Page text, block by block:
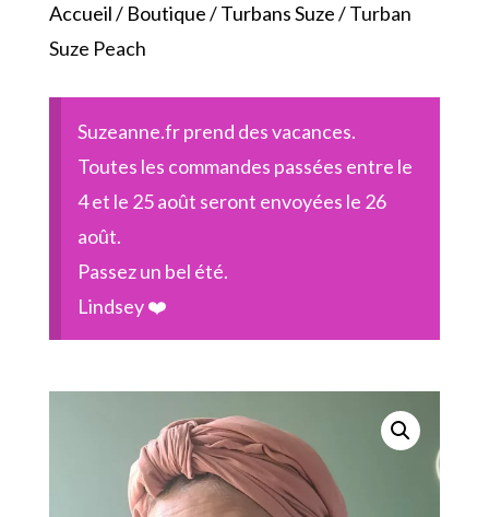
Accueil/ Boutique/Turbans Suze/ Turban
Suze Peach
Suzeanne.fr prend des vacances.
Toutes les commandes passées entre le
4 et le 25 août seront envoyées le 26
août.
Passez un bel été.
Lindsey ❤️